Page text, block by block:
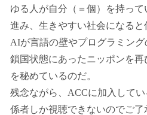
ゆる人が自分（＝個）を持っ
進み、生きやすい社会になると
AIが言語の壁やプログラミング
鎖国状態にあったニッポンを
を秘めているのだ。
残念ながら、ACCに加入して
係者しか視聴できないのでご了